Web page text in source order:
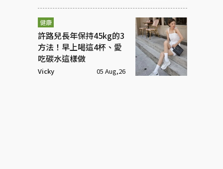
健康
許路兒長年保持45kg的3
方法！早上喝這4杯、愛
吃碳水這樣做
Vicky 05 Aug,26